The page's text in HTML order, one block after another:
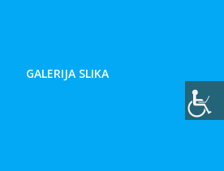
GALERIJA SLIKA